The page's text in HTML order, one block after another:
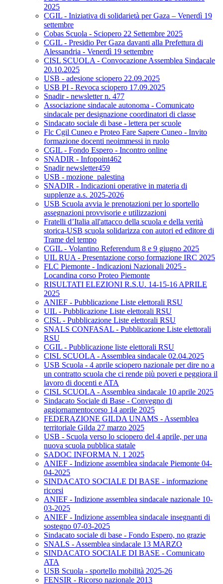
2025
CGIL - Iniziativa di solidarietà per Gaza – Venerdì 19
settembre
Cobas Scuola - Sciopero 22 Settembre 2025
CGIL - Presidio Per Gaza davanti alla Prefettura di
Alessandria - Venerdì 19 settembre
CISL SCUOLA - Convocazione Assemblea Sindacale
20.10.2025
USB - adesione sciopero 22.09.2025
USB PI - Revoca sciopero 17.09.2025
Snadir - newsletter n. 477
Associazione sindacale autonoma - Comunicato
sindacale per designazione coordinatori di classe
Sindacato sociale di base - lettera per scuole
Flc Cgil Cuneo e Proteo Fare Sapere Cuneo - Invito
formazione docenti neoimmessi in ruolo
CGIL - Fondo Espero - Incontro online
SNADIR - Infopoint462
Snadir newsletter459
USB - mozione_palestina
SNADIR - Indicazioni operative in materia di
supplenze a.s. 2025-2026
USB Scuola avvia le prenotazioni per lo sportello
assegnazioni provvisorie e utilizzazioni
Fratelli d’Italia all'attacco della scuola e della verità
storica-USB scuola solidarizza con autori ed editore di
Trame del tempo
CGIL - Volantino Referendum 8 e 9 giugno 2025
UIL RUA - Presentazione corso formazione IRC 2025
FLC Piemonte - Indicazioni Nazionali 2025 -
Locandina corso Proteo Piemonte
RISULTATI ELEZIONI R.S.U. 14-15-16 APRILE
2025
ANIEF - Pubblicazione Liste elettorali RSU
UIL - Pubblicazione Liste elettorali RSU
CISL - Pubblicazione Liste elettorali RSU
SNALS CONFASAL - Pubblicazione Liste elettorali
RSU
CGIL - Pubblicazione liste elettorali RSU
CISL SCUOLA - Assemblea sindacale 02.04.2025
USB Scuola - 4 aprile sciopero nazionale per dire no a
un contratto scuola che ci rende più poveri e peggiora il
lavoro di docenti e ATA
CISL SCUOLA - Assemblea sindacale 10 aprile 2025
Sindacato Sociale di Base - Convegno di
aggiornamentocorso 14 aprile 2025
FEDERAZIONE GILDA UNAMS - Assemblea
territoriale Gilda 27 marzo 2025
USB - Scuola verso lo sciopero del 4 aprile, per una
nuova scuola pubblica statale
SADOC INFORMA N. 1 2025
ANIEF - Indizione assemblea sindacale Piemonte 04-
04-2025
SINDACATO SOCIALE DI BASE - informazione
ricorsi
ANIEF - Indizione assemblea sindacale nazionale 10-
03-2025
ANIEF - Indizione assemblea sindacale insegnanti di
sostegno 07-03-2025
Sindacato sociale di base - Fondo Espero, no grazie
SNALS - Assemblea sindacale 13 MARZO
SINDACATO SOCIALE DI BASE - Comunicato
ATA
USB Scuola - sportello mobilità 2025-26
FENSIR - Ricorso nazionale 2013